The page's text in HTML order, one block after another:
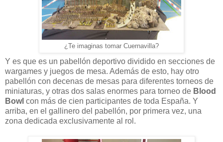
¿Te imaginas tomar Cuernavilla?
Y es que es un pabellón deportivo dividido en secciones de
wargames y juegos de mesa. Además de esto, hay otro
pabellón con decenas de mesas para diferentes torneos de
miniaturas, y otras dos salas enormes para torneo de Blood
Bowl con más de cien participantes de toda España. Y
arriba, en el gallinero del pabellón, por primera vez, una
zona dedicada exclusivamente al rol.